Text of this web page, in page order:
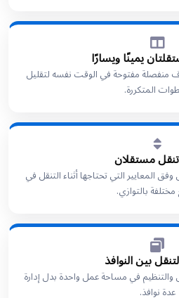
يمينًا ويسارًا
منفصلة مفتوحة في الوقت نفسه لتقليل
المتكررة.
مستقلان
المعايير التي تحتاجها أثناء التنقل في
بالتوازي.
بين النوافذ
والتنظيم في مساحة عمل واحدة بدل إدارة
عدة نوافذ.